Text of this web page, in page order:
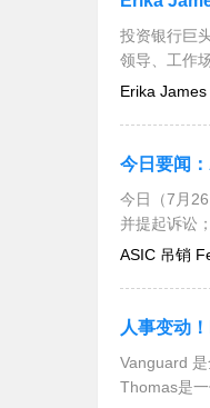
投资银行巨
领导、工作
Erika
今日（7月
并提起诉讼
ASIC 吊销
人事变动
Vanguard
Thomas是